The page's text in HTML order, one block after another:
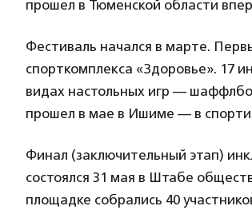
прошел в Тюменской области
Фестиваль начался в марте.
спорткомплекса «Здоровье». 17
видах настольных игр —
прошел в мае в Ишиме — в
Финал (заключительный этап)
состоялся 31 мая в Штабе
площадке собрались 40